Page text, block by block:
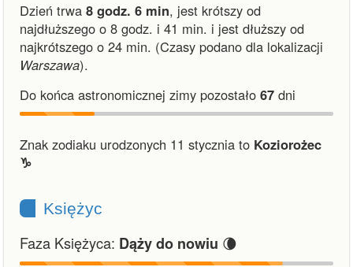
Dzień trwa 8 godz. 6 min, jest krótszy od
najdłuższego o 8 godz. i 41 min. i jest dłuższy od
najkrótszego o 24 min. (Czasy podano dla lokalizacji
Warszawa).
Do końca astronomicznej zimy pozostało 67 dni
Znak zodiaku urodzonych 11 stycznia to Koziorożec
♑︎
Księżyc
Faza Księżyca: Dąży do nowiu 🌘